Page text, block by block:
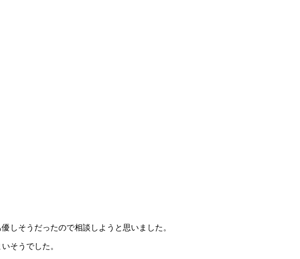
しそうだったので相談しようと思いました。
そうでした。